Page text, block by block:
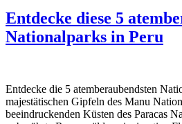
Entdecke diese 5
Nationalparks in Peru
Entdecke die 5 atemberaubendsten
majestätischen Gipfeln des Manu
beeindruckenden Küsten des Paracas